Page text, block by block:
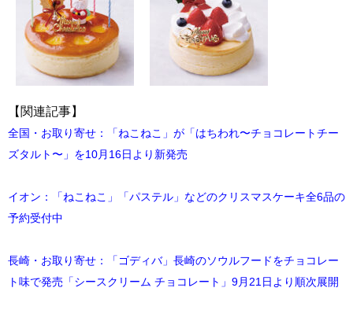
【関連記事】
全国・お取り寄せ：「ねこねこ」が「はちわれ〜チョコレートチー
ズタルト〜」を10月16日より新発売
イオン：「ねこねこ」「パステル」などのクリスマスケーキ全6品の
予約受付中
長崎・お取り寄せ：「ゴディバ」長崎のソウルフードをチョコレー
ト味で発売「シースクリーム チョコレート」9月21日より順次展開